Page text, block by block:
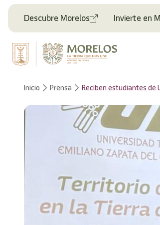
Descubre Morelos Invierte en
Inicio Prensa Reciben estudiantes de